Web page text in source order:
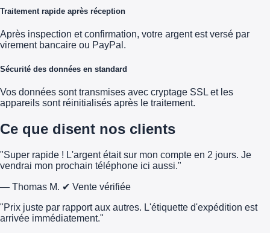
Traitement rapide après réception
Après inspection et confirmation, votre argent est versé par
virement bancaire ou PayPal.
Sécurité des données en standard
Vos données sont transmises avec cryptage SSL et les
appareils sont réinitialisés après le traitement.
Ce que disent nos clients
"Super rapide ! L'argent était sur mon compte en 2 jours. Je
vendrai mon prochain téléphone ici aussi."
— Thomas M. ✔ Vente vérifiée
"Prix juste par rapport aux autres. L'étiquette d'expédition est
arrivée immédiatement."